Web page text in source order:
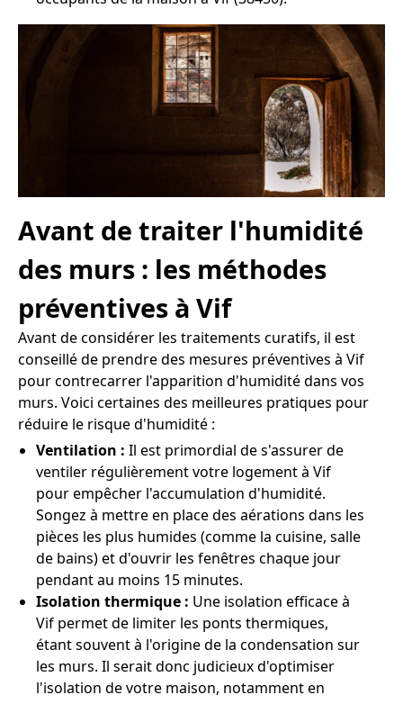
Avant de traiter l'humidité
des murs : les méthodes
préventives à Vif
Avant de considérer les traitements curatifs, il est
conseillé de prendre des mesures préventives à Vif
pour contrecarrer l'apparition d'humidité dans vos
murs. Voici certaines des meilleures pratiques pour
réduire le risque d'humidité :
Ventilation : Il est primordial de s'assurer de
ventiler régulièrement votre logement à Vif
pour empêcher l'accumulation d'humidité.
Songez à mettre en place des aérations dans les
pièces les plus humides (comme la cuisine, salle
de bains) et d'ouvrir les fenêtres chaque jour
pendant au moins 15 minutes.
Isolation thermique : Une isolation efficace à
Vif permet de limiter les ponts thermiques,
étant souvent à l'origine de la condensation sur
les murs. Il serait donc judicieux d'optimiser
l'isolation de votre maison, notamment en